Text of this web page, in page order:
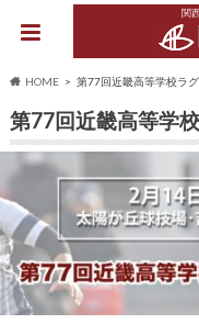
関
HOME 第77回近畿高等学校ラ
第77回近畿高等学